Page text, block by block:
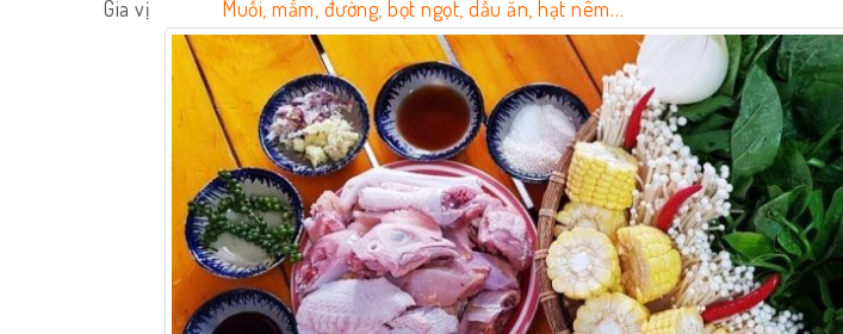
Gia vị Muối, mắm, đường, bọt ngọt, dầu ăn, hạt nêm…